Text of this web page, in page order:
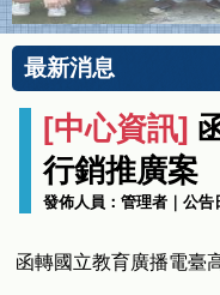
最新消息
[中心資訊]
行銷推廣案
發佈人員： 管理者 ｜公告
函轉國立教育廣播電臺